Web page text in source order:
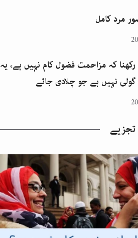
مرد کامل
رکھنا کہ مزاحمت فضول کام نہیں ہے، یہ
نہیں ہے جو چلادی جائے
تجزیے